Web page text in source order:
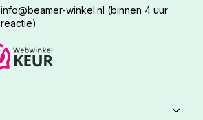
info@beamer-winkel.nl (binnen 4 uur
reactie)